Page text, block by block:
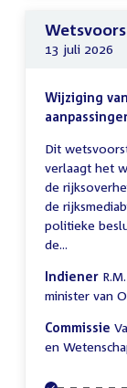
13 juli 2026
Wijziging
Dit
verlaagt het
de
de
politieke
de...
Indiener
minister van
Commissie
en